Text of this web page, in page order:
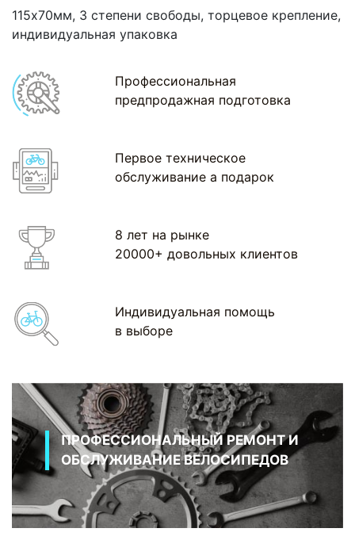
115х70мм, 3 степени свободы, торцевое крепление,
индивидуальная упаковка
Профессиональная
предпродажная подготовка
Первое техническое
обслуживание а подарок
8 лет на рынке
20000+ довольных клиентов
Индивидуальная помощь
в выборе
ПРОФЕССИОНАЛЬНЫЙ РЕМОНТ И
ОБСЛУЖИВАНИЕ ВЕЛОСИПЕДОВ